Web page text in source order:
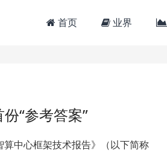
首页 业界
“参考答案”
中心框架技术报告》（以下简称